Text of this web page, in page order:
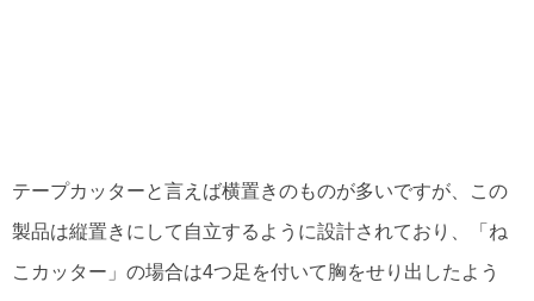
テープカッターと言えば横置きのものが多いですが、この
製品は縦置きにして自立するように設計されており、「ね
こカッター」の場合は4つ足を付いて胸をせり出したよう